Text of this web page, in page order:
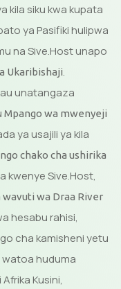
kila siku kwa kupata
ya Pasifiki hulipwa
na Sive.Host unapo
Ukaribishaji.
unatangaza
Mpango wa mwenyeji
ya usajili ya kila
chako cha ushirika
kwenye Sive.Host,
wa Draa River
hesabu rahisi,
cha kamisheni yetu
watoa huduma
Kusini,